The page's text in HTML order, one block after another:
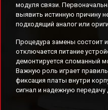
модуля связи.
выявить истинную причину
подходящий аналог или
Процедура замены состоит
отключается питание
демонтируется сломанный
Важную роль играет
фиксация платы внутри
сигнал и надежную передачу